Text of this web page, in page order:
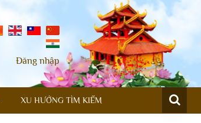
Đăng nhập
XU HƯỚNG TÌM KIẾM